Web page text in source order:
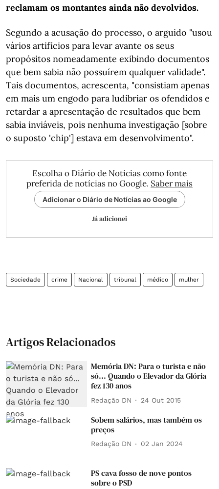
reclamam os montantes ainda não devolvidos.
Segundo a acusação do processo, o arguido "usou
vários artifícios para levar avante os seus
propósitos nomeadamente exibindo documentos
que bem sabia não possuírem qualquer validade".
Tais documentos, acrescenta, "consistiam apenas
em mais um engodo para ludibriar os ofendidos e
retardar a apresentação de resultados que bem
sabia inviáveis, pois nenhuma investigação [sobre
o suposto 'chip'] estava em desenvolvimento".
Escolha o Diário de Notícias como fonte
preferida de notícias no Google. Saber mais
Adicionar o Diário de Notícias ao Google
Já adicionei
Sociedade crime Nacional tribunal médico mulher
Artigos Relacionados
Memória DN: Para o turista e não
só... Quando o Elevador da Glória
fez 130 anos
Redação DN 24 Out 2015
Sobem salários, mas também os
preços
Redação DN 02 Jan 2024
PS cava fosso de nove pontos
sobre o PSD